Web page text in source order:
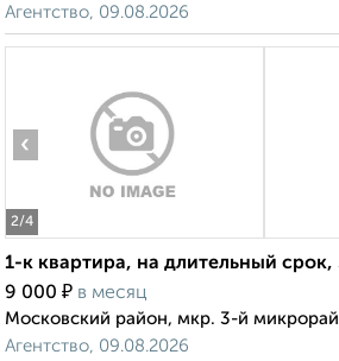
Агентство, 09.08.2026
2/4
‹
1-к квартира, на длительный
9 000 ₽ в месяц
Московский район, мкр. 3-й
Агентство, 09.08.2026